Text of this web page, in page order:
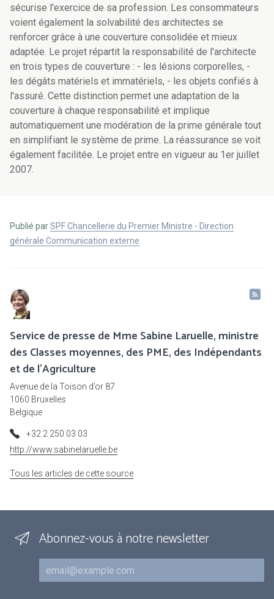
sécurise l'exercice de sa profession. Les consommateurs
voient également la solvabilité des architectes se
renforcer grâce à une couverture consolidée et mieux
adaptée. Le projet répartit la responsabilité de l'architecte
en trois types de couverture : - les lésions corporelles, -
les dégâts matériels et immatériels, - les objets confiés à
l'assuré. Cette distinction permet une adaptation de la
couverture à chaque responsabilité et implique
automatiquement une modération de la prime générale tout
en simplifiant le système de prime. La réassurance se voit
également facilitée. Le projet entre en vigueur au 1er juillet
2007.
Publié parSPF Chancellerie du Premier Ministre - Direction
générale Communication externe
Service de presse de Mme Sabine Laruelle, ministre
des Classes moyennes, des PME, des Indépendants
et de l'Agriculture
Avenue de la Toison d’or 87
1060 Bruxelles
Belgique
+32 2 250 03 03
http://www.sabinelaruelle.be
Tous les articles de cette source
Abonnez-vous à notre newsletter
Courriel